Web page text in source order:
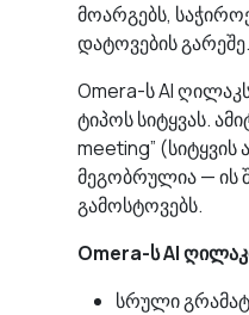
მოარგებს,
დატოვების გარეშე.
Omera-ს AI
ტიპოს სიტყვას.
meeting”
მეგობრულია — ის
გამოსტოვებს.
Omera-ს AI
სრული